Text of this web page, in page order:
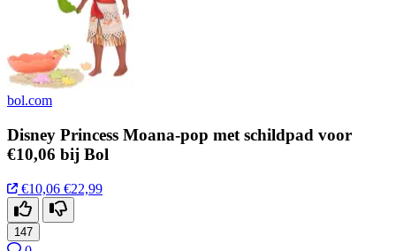
bol.com
Disney Princess Moana-pop met schildpad voor
€10,06 bij Bol
€10,06 €22,99
147